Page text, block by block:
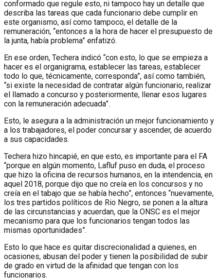
conformado que regule esto, ni tampoco hay un detalle que
describa las tareas que cada funcionario debe cumplir en
este organismo, así como tampoco, el detalle de la
remuneración, “entonces a la hora de hacer el presupuesto de
la junta, había problema” enfatizó.
En ese orden, Techera indicó “con esto, lo que se empieza a
hacer es el organigrama, establecer las tareas, establecer
todo lo que, técnicamente, corresponda”, así como también,
“si existe la necesidad de contratar algún funcionario, realizar
el llamado a concurso y posteriormente, llenar esos lugares
con la remuneración adecuada”.
Esto, le asegura a la administración un mejor funcionamiento y
a los trabajadores, el poder concursar y ascender, de acuerdo
a sus capacidades.
Techera hizo hincapié, en que esto, es importante para el FA
“porque en algún momento, Lafluf puso en duda, el proceso
que hizo la oficina de recursos humanos, en la intendencia, en
aquel 2018, porque dijo que no creía en los concursos y no
creía en el tabajo que se había hecho”, entonces “nuevamente,
los tres partidos políticos de Rio Negro, se ponen a la altura
de las circunstancias y acuerdan, que la ONSC es el mejor
mecanismo para que los funcionarios tengan todos las
mismas oportunidades”.
Esto lo que hace es quitar discrecionalidad a quienes, en
ocasiones, abusan del poder y tienen la posibilidad de subir
de grado en virtud de la afinidad que tengan con los
funcionarios.